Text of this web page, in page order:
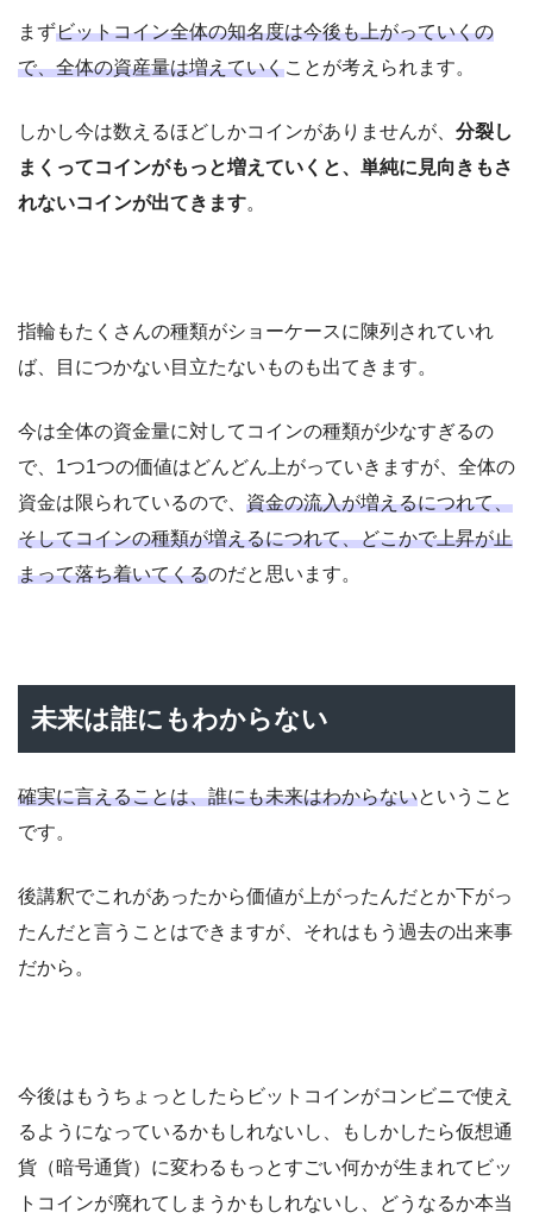
まずビットコイン全体の知名度は今後も上がっていくの
で、全体の資産量は増えていくことが考えられます。
しかし今は数えるほどしかコインがありませんが、 分裂し
まくってコインがもっと増えていくと、単純に見向きもさ
れないコインが出てきます。
指輪もたくさんの種類がショーケースに陳列されていれ
ば、目につかない目立たないものも出てきます。
今は全体の資金量に対してコインの種類が少なすぎるの
で、1つ1つの価値はどんどん上がっていきますが、全体の
資金は限られているので、 資金の流入が増えるにつれて、
そしてコインの種類が増えるにつれて、どこかで上昇が止
まって落ち着いてくるのだと思います。
未来は誰にもわからない
確実に言えることは、誰にも未来はわからないということ
です。
後講釈でこれがあったから価値が上がったんだとか下がっ
たんだと言うことはできますが、それはもう過去の出来事
だから。
今後はもうちょっとしたらビットコインがコンビニで使え
るようになっているかもしれないし、もしかしたら仮想通
貨（暗号通貨）に変わるもっとすごい何かが生まれてビッ
トコインが廃れてしまうかもしれないし、どうなるか本当